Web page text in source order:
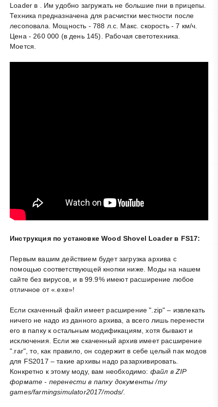
Loader в . Им удобно загружать не большие пни в прицепы.
Техника предназначена для расчистки местности после
лесоповала. Мощность - 788 л.с. Макс. скорость - 7 км/ч.
Цена - 260 000 (в день 145). Рабочая светотехника.
Моется.
Инструкция по установке Wood Shovel Loader в FS17:
Первым вашим действием будет загрузка архива с
помощью соответствующей кнопки ниже. Моды на нашем
сайте без вирусов, и в 99.9% имеют расширение любое
отличное от «.exe»!
Если скаченный файл имеет расширение ".zip" – извлекать
ничего не надо из данного архива, а всего лишь перенести
его в папку к остальным модификациям, хотя бывают и
исключения. Если же скаченный архив имеет расширение
".rar", то, как правило, он содержит в себе целый пак модов
для FS2017 – такие архивы надо разархивировать.
Конкретно к этому моду, вам необходимо: файл в ZIP
формате - перенести в папку документы /my
games/farmingsimulator2017/mods/.